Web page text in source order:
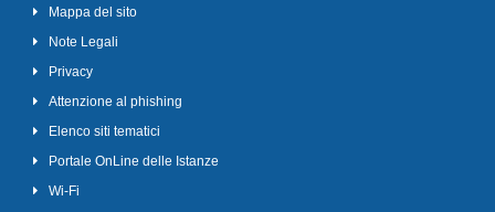
Mappa del sito
Note Legali
Privacy
Attenzione al phishing
Elenco siti tematici
Portale OnLine delle Istanze
Wi-Fi